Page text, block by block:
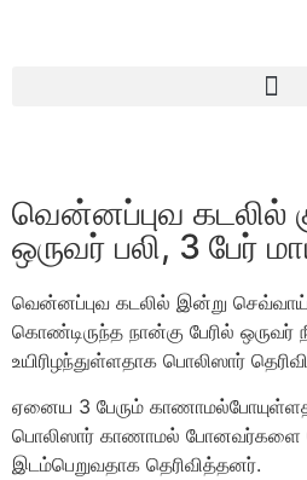
வென்னப்புவ கடலில்
ஒருவர் பலி, 3 பேர்
வென்னப்புவ கடலில் இன்று
கொண்டிருந்த நான்கு பேரில் ஒருவர்
உயிரிழந்துள்ளதாக பொலிஸார்
ஏனைய 3 பேரும்
பொலிஸார் காணாமல் போனவர்களை
இடம்பெறுவதாக தெரிவித்தனர்.